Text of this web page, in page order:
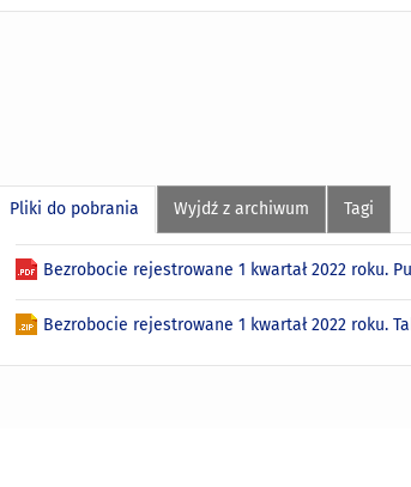
Pliki do pobrania Wyjdź z archiwum Tagi
Bezrobocie rejestrowane 1 kwartał 2022 roku.
Bezrobocie rejestrowane 1 kwartał 2022 roku.